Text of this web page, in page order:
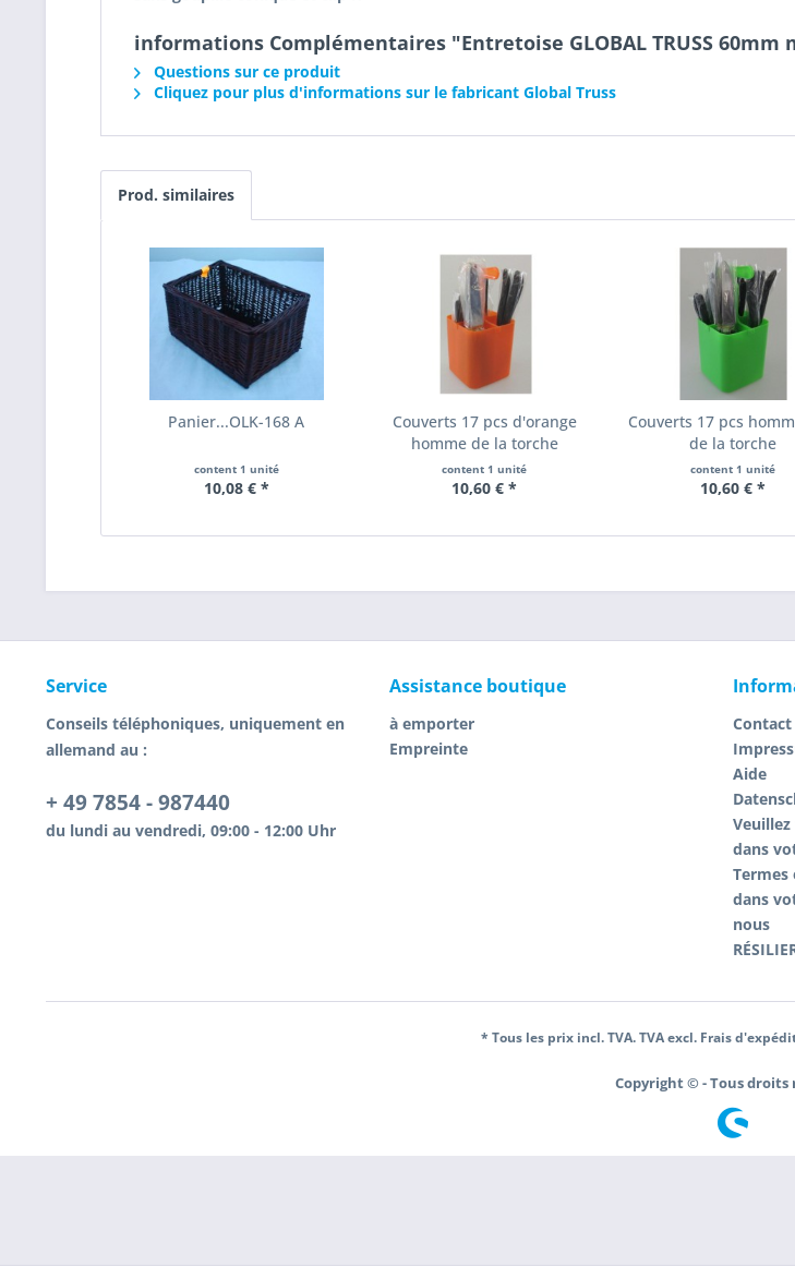
informations Complémentaires "Entretoise GLOBAL TRUSS
Questions sur ce produit
Cliquez pour plus d'informations sur le fabricant Global Truss
Prod. similaires
Panier...OLK-168 A
content 1 unité
10,08 € *
Couverts 17 pcs d'orange
homme de la torche
content 1 unité
10,60 € *
Couverts 17 pcs
de la torche
content 1 unité
10,60 € *
Service
Conseils téléphoniques, uniquement en
allemand au :
+ 49 7854 - 987440
du lundi au vendredi, 09:00 - 12:00 Uhr
Assistance boutique
à emporter
Empreinte
Contact
Aide
dans
dans
nous
* Tous les prix incl. TVA. TVA excl. Frais
Copyright © - Tous droits